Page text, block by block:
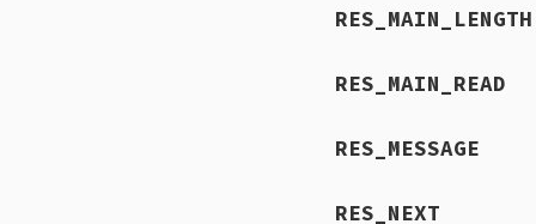
RES_MAIN_LENGTH
RES_MAIN_READ
RES_MESSAGE
RES_NEXT